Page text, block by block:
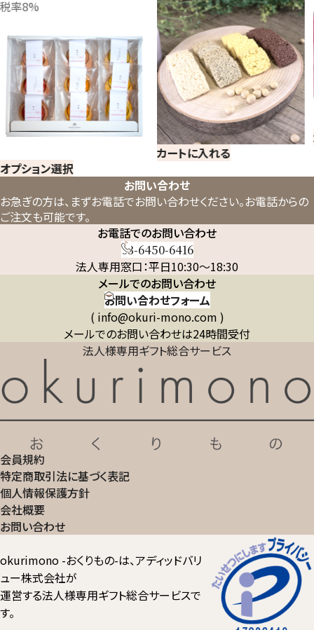
カートに入れる
お問い合わせ
お急ぎの方は、まずお電話でお問い合わせください。お電話からの
ご注文も可能です。
お電話でのお問い合わせ
03-6450-6416
法人専用窓口：平日10:30～18:30
メールでのお問い合わせ
お問い合わせフォーム
( info@okuri-mono.com )
メールでのお問い合わせは24時間受付
法人様専用ギフト総合サービス
会員規約
特定商取引法に基づく表記
個人情報保護方針
会社概要
お問い合わせ
okurimono -おくりもの-は、アディッドバリ
ュー株式会社が
運営する法人様専用ギフト総合サービスで
す。